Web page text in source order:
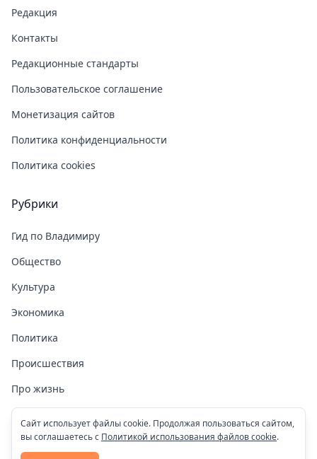
Редакция
Контакты
Редакционные стандарты
Пользовательское соглашение
Монетизация сайтов
Политика конфиденциальности
Политика cookies
Рубрики
Гид по Владимиру
Общество
Культура
Экономика
Политика
Происшествия
Про жизнь
Здоровье
COVID-19
Сайт использует файлы cookie. Продолжая пользоваться сайтом,
вы соглашаетесь с Политикой использования файлов cookie.